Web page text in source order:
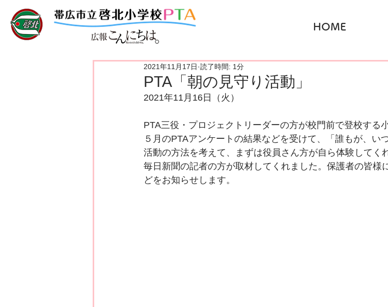
HOME
PTA「朝の見守り活動」
2021年11月17日 読了時間: 1分
2021年11月16日（火）
PTA三役・プロジェクトリーダーの方が校門前で登校する
５月のPTAアンケートの結果などを受けて、「誰もが、い
活動の方法を考えて、まずは役員さん方が自ら体験してく
毎日新聞の記者の方が取材してくれました。保護者の皆様
どをお知らせします。